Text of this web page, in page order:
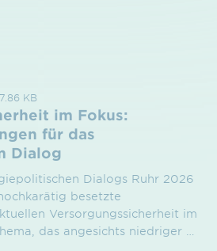
KB
im Fokus:
für das
Dialog
Dialogs Ruhr 2026
besetzte
Versorgungssicherheit im
das angesichts niedriger